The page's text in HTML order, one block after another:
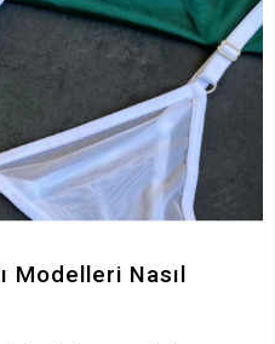
Modelleri Nasıl